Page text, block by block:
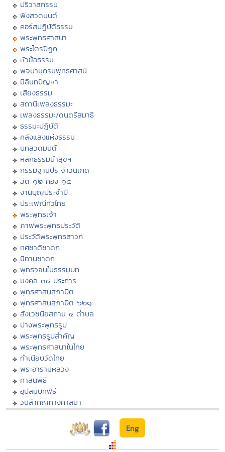
ปริวาสกรรม
ฟังสวดมนต์
คอร์สปฏิบัติธรรม
พระพุทธศาสนา
พระไตรปิฏก
หัวข้อธรรม
พจนานุกรมพุทธศาสน์
มิลินทปัญหา
เสียงธรรม
สถานีเพลงธรรมะ
เพลงธรรมะ/ดนตรีสมาธิ
ธรรมะปฏิบัติ
คลังแสงแห่งธรรม
บทสวดมนต์
หลักธรรมนำสุขฯ
กรรมฐานประจำวันเกิด
ฮีต ๑๒ คอง ๑๔
งานบุญประจำปี
ประเพณีทั่วไทย
พระพุทธเจ้า
ภาพพระพุทธประวัติ
ประวัติพระพุทธสาวก
ทศชาติชาดก
นิทานชาดก
พุทธวจนในธรรมบท
มงคล ๓๘ ประการ
พุทธศาสนสุภาษิต
พุทธศาสนสุภาษิต ๖๒๑
สังเวชนียสถาน ๔ ตำบล
ปางพระพุทธรูป
พระพุทธรูปสำคัญ
พระพุทธศาสนาในไทย
ทำเนียบวัดไทย
พระอารามหลวง
ศาสนพิธี
อุปสมบทพิธี
วันสำคัญทางศาสนา
Eng